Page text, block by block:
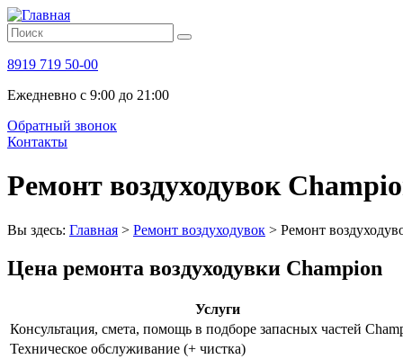
8919 719 50-00
Ежедневно с 9:00 до 21:00
Обратный звонок
Контакты
Ремонт воздуходувок
Вы здесь: Главная > Ремонт воздуходувок > Ремонт
Цена ремонта воздуходувки Champion
Услуги
Консультация, смета, помощь в подборе запасных частей
Техническое обслуживание (+ чистка)